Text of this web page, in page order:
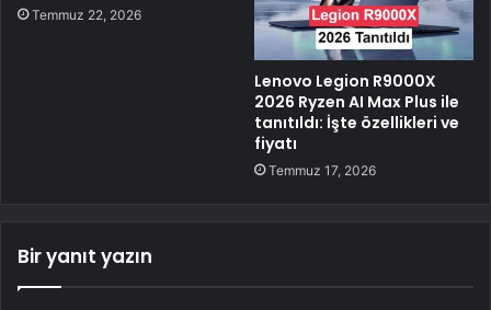
Temmuz 22, 2026
Lenovo Legion R9000X
2026 Ryzen AI Max Plus ile
tanıtıldı: İşte özellikleri ve
fiyatı
Temmuz 17, 2026
Bir yanıt yazın